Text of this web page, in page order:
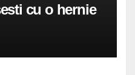
cu o hernie